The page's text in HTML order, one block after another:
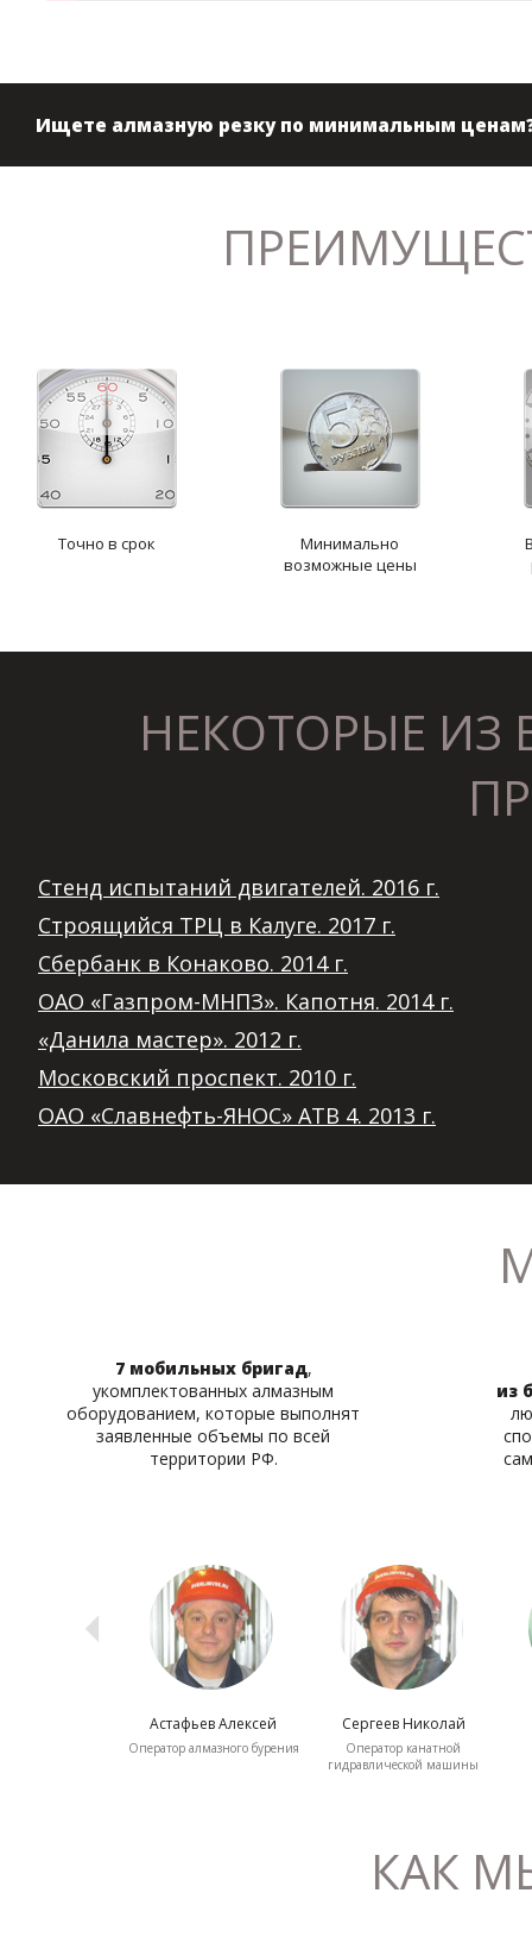
Ищете алмазную резку по минимальным
Точно в срок
Минимально
возможные цены
НЕКОТОРЫЕ
Cтенд испытаний двигателей. 2016 г.
Строящийся ТРЦ в Калуге. 2017 г.
Сбербанк в Конаково. 2014 г.
ОАО «Газпром-МНПЗ». Капотня. 2014 г.
«Данила мастер». 2012 г.
Московский проспект. 2010 г.
ОАО «Славнефть-ЯНОС» АТВ 4. 2013 г.
7 мобильных бригад,
укомплектованных алмазным
оборудованием, которые выполнят
заявленные объемы по всей
территории РФ.
из
Сергеев Николай
Оператор канатной
Букина Анна
Менеджер
КАК